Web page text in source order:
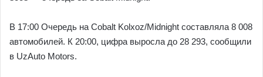
В 17:00 Очередь на Cobalt Kolxoz/Midnight составляла 8 008
автомобилей. К 20:00, цифра выросла до 28 293, сообщили
в UzAuto Motors.